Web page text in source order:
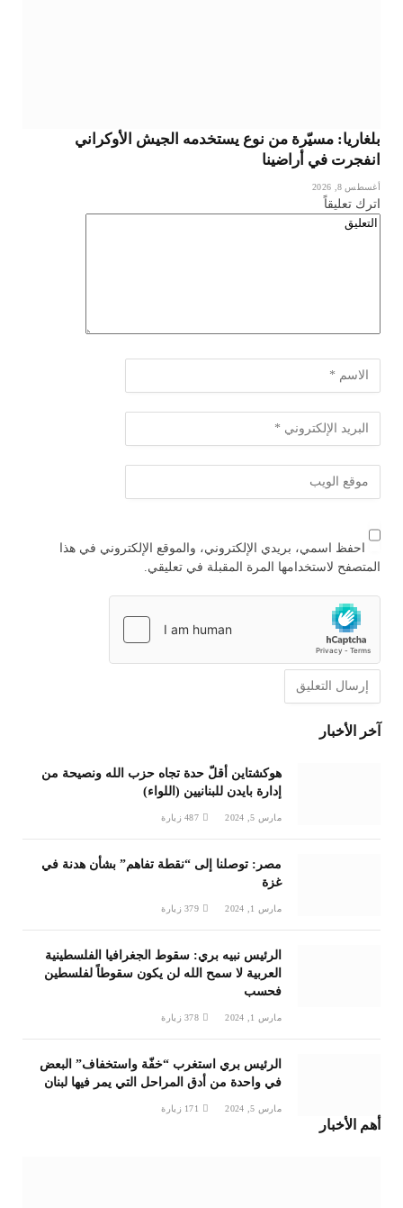
بلغاريا: مسيّرة من نوع يستخدمه الجيش الأوكراني
انفجرت في أراضينا
أغسطس 8, 2026
اترك تعليقاً
احفظ اسمي، بريدي الإلكتروني، والموقع الإلكتروني في هذا
المتصفح لاستخدامها المرة المقبلة في تعليقي.
آخر الأخبار
هوكشتاين أقلّ حدة تجاه حزب الله ونصيحة من
إدارة بايدن للبنانيين (اللواء)
مارس 5, 2024 487 زيارة
مصر: توصلنا إلى “نقطة تفاهم” بشأن هدنة في
غزة
مارس 1, 2024 379 زيارة
الرئيس نبيه بري: سقوط الجغرافيا الفلسطينية
العربية لا سمح الله لن يكون سقوطاً لفلسطين
فحسب
مارس 1, 2024 378 زيارة
الرئيس بري استغرب “خفّة واستخفاف” البعض
في واحدة من أدق المراحل التي يمر فيها لبنان
مارس 5, 2024 171 زيارة
أهم الأخبار